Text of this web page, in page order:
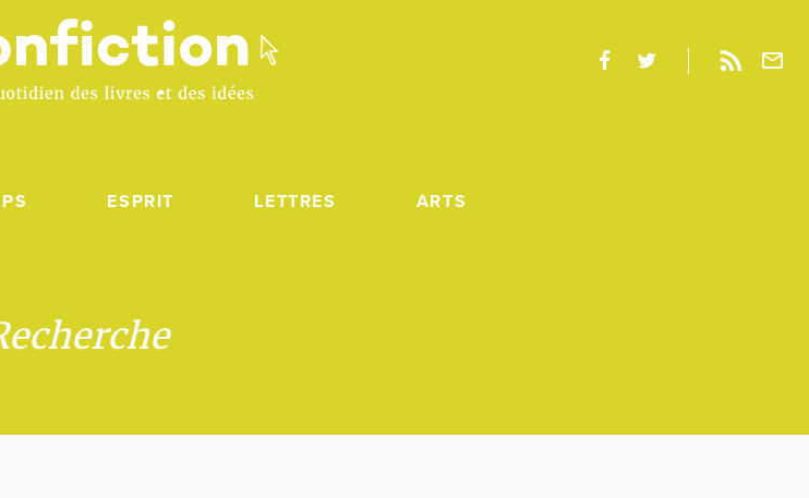
ESPRIT LETTRES ARTS